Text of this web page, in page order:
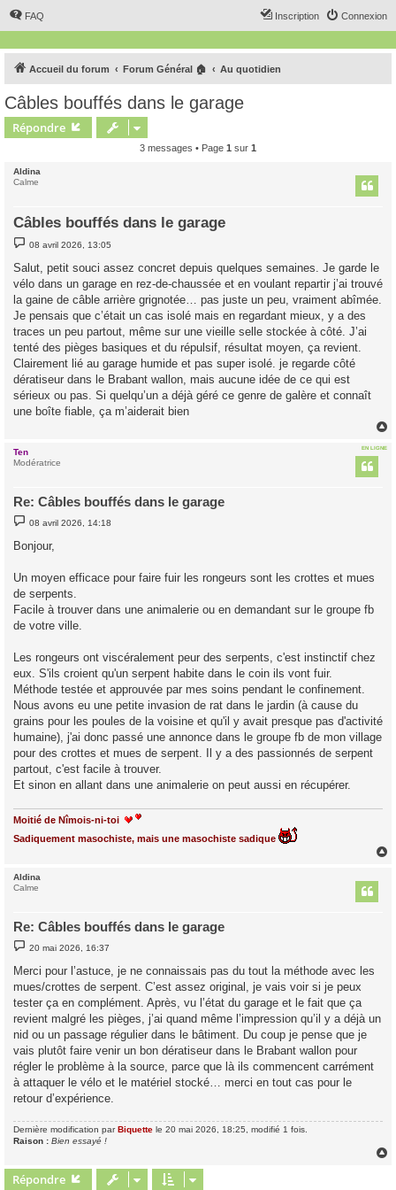
FAQ Connexion
Inscription
Accueil du forum Forum Général 🏠 Au quotidien
Câbles bouffés dans le garage
Répondre
3 messages • Page 1 sur 1
Aldina
Calme
Câbles bouffés dans le garage
M
e
s
s
a
e
08 avril 2026, 13:05
Salut, petit souci assez concret depuis quelques semaines. Je garde le
vélo dans un garage en rez-de-chaussée et en voulant repartir j’ai trouvé
la gaine de câble arrière grignotée… pas juste un peu, vraiment abîmée.
Je pensais que c’était un cas isolé mais en regardant mieux, y a des
traces un peu partout, même sur une vieille selle stockée à côté. J’ai
tenté des pièges basiques et du répulsif, résultat moyen, ça revient.
Clairement lié au garage humide et pas super isolé. je regarde côté
dératiseur dans le Brabant wallon, mais aucune idée de ce qui est
sérieux ou pas. Si quelqu’un a déjà géré ce genre de galère et connaît
une boîte fiable, ça m’aiderait bien
EN LIGNE
Ten
Modératrice
Re: Câbles bouffés dans le garage
M
e
s
e
08 avril 2026, 14:18
Bonjour,
Un moyen efficace pour faire fuir les rongeurs sont les crottes et mues
de serpents.
Facile à trouver dans une animalerie ou en demandant sur le groupe fb
de votre ville.
Les rongeurs ont viscéralement peur des serpents, c'est instinctif chez
eux. S'ils croient qu'un serpent habite dans le coin ils vont fuir.
Méthode testée et approuvée par mes soins pendant le confinement.
Nous avons eu une petite invasion de rat dans le jardin (à cause du
grains pour les poules de la voisine et qu'il y avait presque pas d'activité
humaine), j'ai donc passé une annonce dans le groupe fb de mon village
pour des crottes et mues de serpent. Il y a des passionnés de serpent
partout, c'est facile à trouver.
Et sinon en allant dans une animalerie on peut aussi en récupérer.
Moitié de Nîmois-ni-toi
Sadiquement masochiste, mais une masochiste sadique
Aldina
Calme
Re: Câbles bouffés dans le garage
M
e
s
a
e
20 mai 2026, 16:37
Merci pour l’astuce, je ne connaissais pas du tout la méthode avec les
mues/crottes de serpent. C’est assez original, je vais voir si je peux
tester ça en complément. Après, vu l’état du garage et le fait que ça
revient malgré les pièges, j’ai quand même l’impression qu’il y a déjà un
nid ou un passage régulier dans le bâtiment. Du coup je pense que je
vais plutôt faire venir un bon dératiseur dans le Brabant wallon pour
régler le problème à la source, parce que là ils commencent carrément
à attaquer le vélo et le matériel stocké… merci en tout cas pour le
retour d’expérience.
Dernière modification parBiquette le 20 mai 2026, 18:25, modifié 1 fois.
Raison : Bien essayé !
Répondre